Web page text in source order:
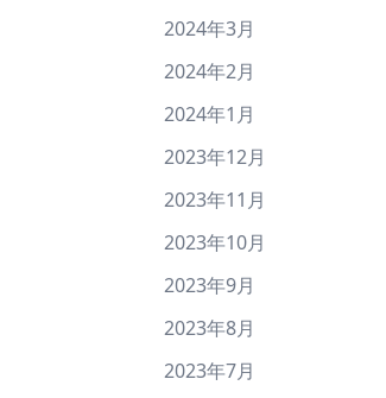
2024年3月
2024年2月
2024年1月
2023年12月
2023年11月
2023年10月
2023年9月
2023年8月
2023年7月